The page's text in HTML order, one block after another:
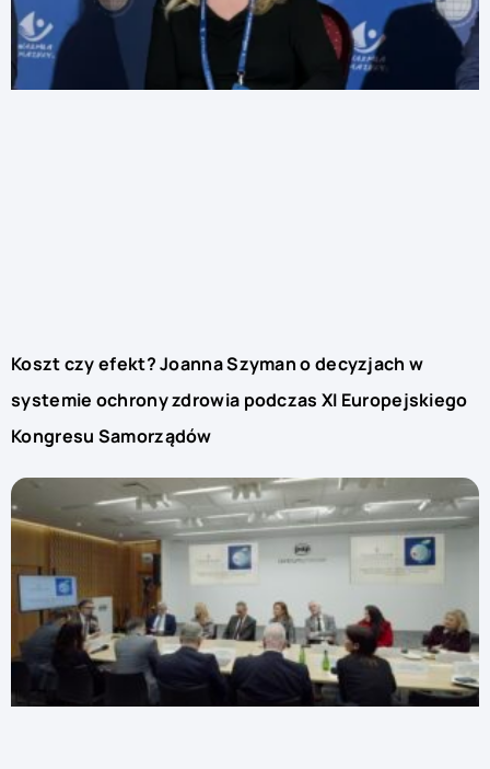
Koszt czy efekt? Joanna Szyman o decyzjach w
systemie ochrony zdrowia podczas XI Europejskiego
Kongresu Samorządów